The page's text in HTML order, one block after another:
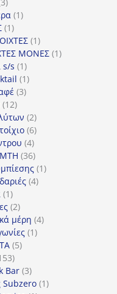
προϊόντα
11
11
προϊόν
11
προϊόν
ΜΟΝΕΣ 11
s/s 11
προϊόν
11
33
1212
προϊόντα
22
προϊόντα
66
προϊόντα
44
προϊόντα
3636
προϊόντα
11
44
11
προϊόν
22
προϊόντα
μέρη 44
11
55
153
προϊόντα
Bar 33
προϊόντα
Subzero 11